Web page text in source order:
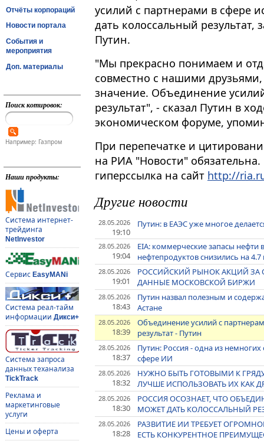
Отчёты корпораций
Новости портала
События и
мероприятия
Доп. материалы
Поиск котировок:
Например: Газпром
Наши продукты:
Система интернет-
трейдинга
NetInvestor
Сервис EasyMANi
Система реал-тайм
информации Дикси+
Система запроса
данных теханализа
TickTrack
Реклама и
маркетинговые
услуги
Цены и оферта
усилий с партнерами в сфере
дать колоссальный
Путин.
"Мы прекрасно понимаем и
совместно с нашими
значение​​​. Объединение
результат", - сказал Путин в
экономическом форуме,
При перепечатке и
на РИА "Новости"
гиперссылка на сайт http://
Другие новости
28.05.2026
19:10
Путин: в ЕАЭС уже многое
28.05.2026
19:04
EIA: коммерческие запасы нефти
нефтепродуктов снизились на
28.05.2026
19:01
РОССИЙСКИЙ РЫНОК АКЦИЙ ЗА
ДАННЫЕ МОСКОВСКОЙ БИРЖИ
28.05.2026
18:43
Путин назвал полезным и
Астане
28.05.2026
18:39
Объединение усилий с
результат - Путин
28.05.2026
18:37
Путин: Россия - одна из
сфере ИИ
28.05.2026
18:32
НУЖНО БЫТЬ ГОТОВЫМИ К
ЛУЧШЕ ИСПОЛЬЗОВАТЬ ИХ КАК
28.05.2026
18:30
РОССИЯ ОСОЗНАЕТ, ЧТО
МОЖЕТ ДАТЬ КОЛОССАЛЬНЫЙ
28.05.2026
18:28
РАЗВИТИЕ ИИ ТРЕБУЕТ
ЕСТЬ КОНКУРЕНТНОЕ